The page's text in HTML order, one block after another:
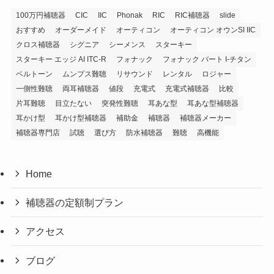
100万円補聴器 CIC IIC Phonak RIC RIC補聴器
slide
おすすめ
オーダーメイド オーティコン
オーティコン オウンSI IIC
クロス補聴器
シグニア シーメンス
スターキー
スターキー エッジ AI ITC-R
フォナック
フォナック バート I-チタン
ベルトーン
ムンプス難聴 リサウンド レンタル
ロジャー
一側性難聴
両耳補聴器 値段 充電式 充電式補聴器
比較
片耳難聴
目立たない 突発性難聴 耳あな型
耳あな型補聴器
耳かけ型
耳かけ型補聴器 補助金 補聴器
補聴器メーカー
補聴器専門店
試聴 選び方 防水補聴器 難聴 高機能
Home
補聴器の定額制プラン
アクセス
ブログ